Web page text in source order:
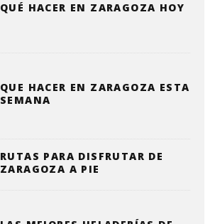
QUÉ HACER EN ZARAGOZA HOY
QUE HACER EN ZARAGOZA ESTA
SEMANA
RUTAS PARA DISFRUTAR DE
ZARAGOZA A PIE